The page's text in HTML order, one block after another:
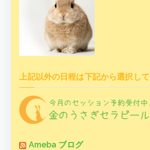
上記以外の日程は下記から選択し
Ameba ブログ